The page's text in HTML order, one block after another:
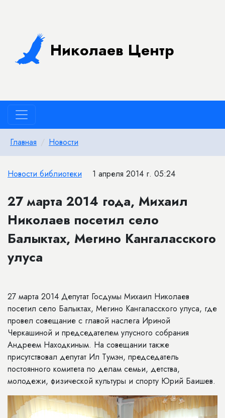
Николаев Центр
Главная Новости
Новости библиотеки 1 апреля 2014 г. 05:24
27 марта 2014 года, Михаил
Николаев посетил село
Балыктах, Мегино Кангаласского
улуса
27 марта 2014 Депутат Госдумы Михаил Николаев
посетил село Балыктах, Мегино Кангаласского улуса, где
провел совещание с главой наслега Ириной
Черкашиной и председателем улусного собрания
Андреем Находкиным. На совещании также
присутствовал депутат Ил Тумэн, председатель
постоянного комитета по делам семьи, детства,
молодежи, физической культуры и спорту Юрий Баишев.